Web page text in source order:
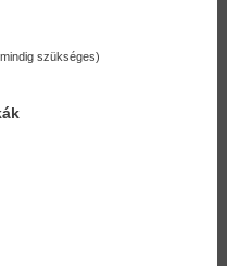
a Könyvklub szolgáltatását
szükséges)